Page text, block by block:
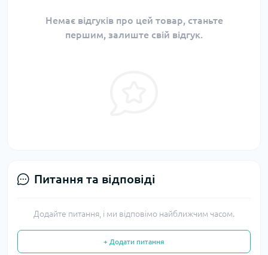
Немає відгуків про цей товар, станьте
першим, залиште свій відгук.
Питання та відповіді
Додайте питання, і ми відповімо найближчим часом.
+ Додати питання